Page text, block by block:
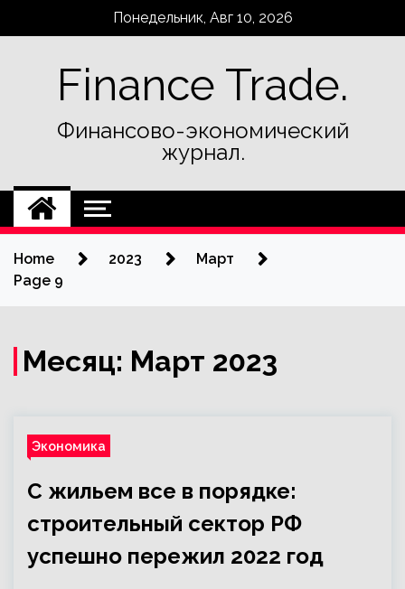
Понедельник, Авг 10, 2026
Finance Trade.
Финансово-экономический
журнал.
Home 2023
Март
Page 9
Месяц: Март 2023
Экономика
С жильем все в порядке:
строительный сектор РФ
успешно пережил 2022 год